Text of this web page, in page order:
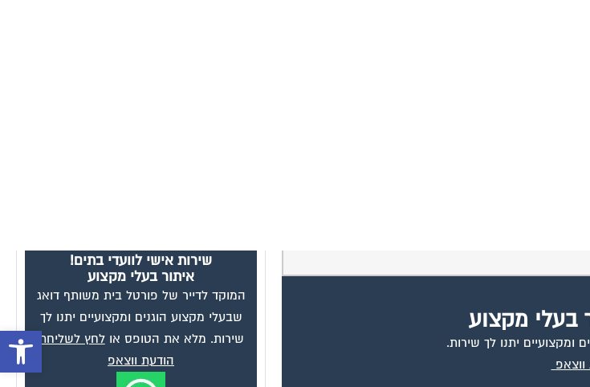
בעלי מקצוע
יתנו לך שירות.
שירות אישי לוועדי בתים!
איתור בעלי מקצוע
המוקד לדייר של פורטל בית משותף דואג
שבעלי מקצוע הוגנים ומקצועיים יתנו לך
שירות. מלא את הטופס אולחץ לשליחת
הודעת ווצאפ